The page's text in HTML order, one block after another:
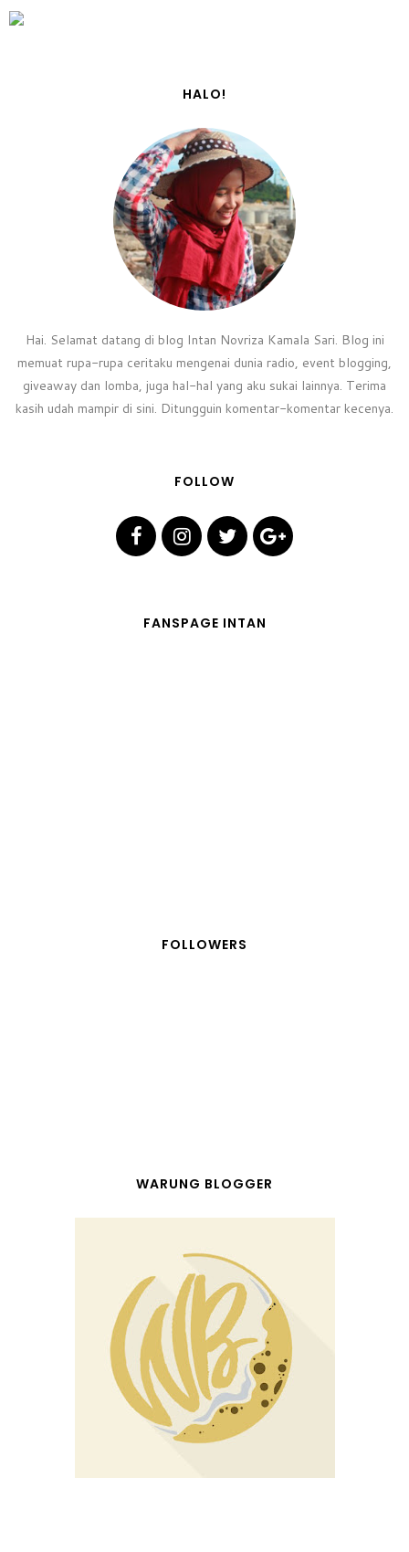
HALO!
Hai. Selamat datang di blog Intan Novriza Kamala Sari. Blog ini
memuat rupa-rupa ceritaku mengenai dunia radio, event blogging,
giveaway dan lomba, juga hal-hal yang aku sukai lainnya. Terima
kasih udah mampir di sini. Ditungguin komentar-komentar kecenya.
FOLLOW
FANSPAGE INTAN
FOLLOWERS
WARUNG BLOGGER